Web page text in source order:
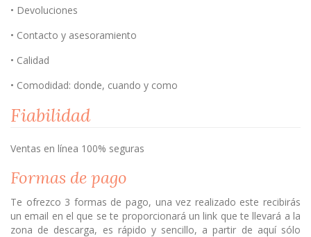
• Devoluciones
• Contacto y asesoramiento
• Calidad
• Comodidad: donde, cuando y como
Fiabilidad
Ventas en línea 100% seguras
Formas de pago
Te ofrezco 3 formas de pago, una vez realizado este recibirás
un email en el que se te proporcionará un link que te llevará a la
zona de descarga, es rápido y sencillo, a partir de aquí sólo